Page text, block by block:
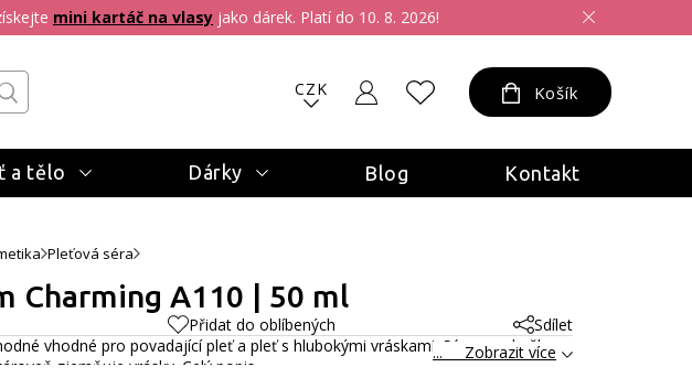
mini kartáč na vlasy jako dárek. Platí do 10. 8. 2026!
CZK Košík
a tělo Dárky Blog Kontakt
Pleťová séra
Charming A110 | 50 ml
Přidat do oblíbených
Sdílet
vhodné pro povadající pleť a pleť s hlubokými vráskami. Sérum pokožku
zjemňuje vrásky. Celý popis
... Zobrazit více